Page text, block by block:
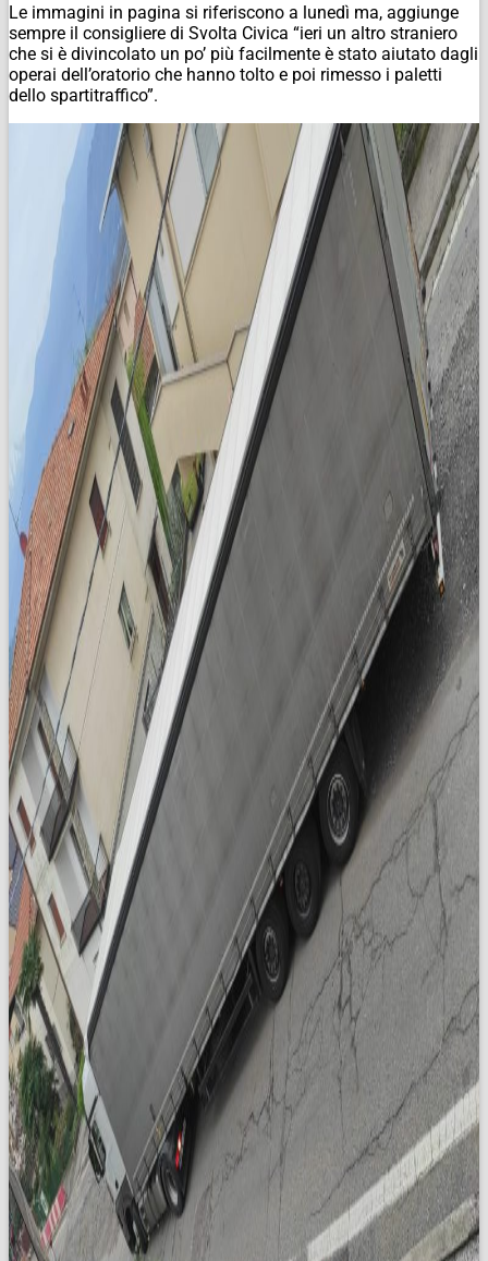
Le immagini in pagina si riferiscono a lunedì ma, aggiunge
sempre il consigliere di Svolta Civica “ieri un altro straniero
che si è divincolato un po’ più facilmente è stato aiutato dagli
operai dell’oratorio che hanno tolto e poi rimesso i paletti
dello spartitraffico”.